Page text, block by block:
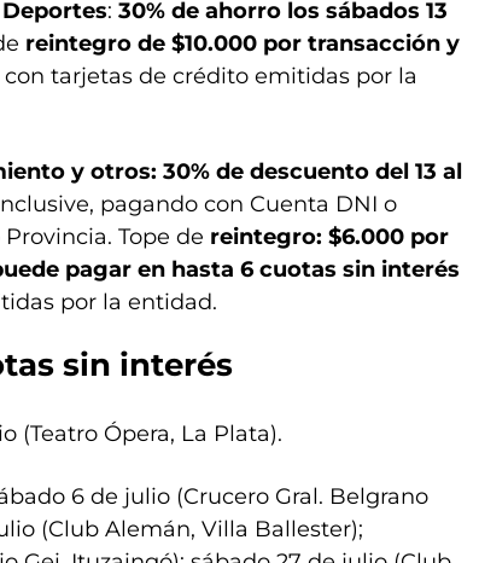
: 30% de ahorro los sábados 13
reintegro de $10.000 por transacción y
con tarjetas de crédito emitidas por la
y otros: 30% de descuento del 13 al
pagando con Cuenta DNI o
Tope de reintegro: $6.000 por
pagar en hasta 6 cuotas sin interés
por la entidad.
sin interés
(Teatro Ópera, La Plata).
6 de julio (Crucero Gral. Belgrano
(Club Alemán, Villa Ballester);